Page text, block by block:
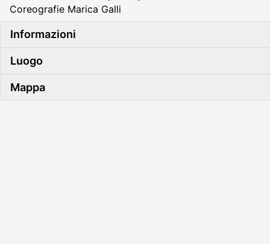
Coreografie Marica Galli
Informazioni
Luogo
Mappa